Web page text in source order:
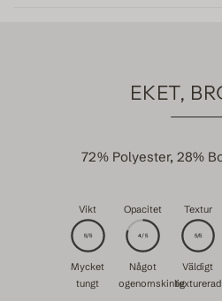
EKET,
72% Polyester, 28%
Vikt
5/5
Mycket
tungt
Opacitet
4/5
Något
ogenomskinlig
Textur
5/5
Väldigt
texturerad